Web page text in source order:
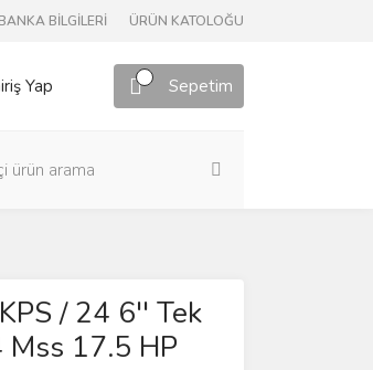
BİLGİLERİ ÜRÜN KATOLOĞU
Yap Sepetim
/ 24 6'' Tek
Mss 17.5 HP